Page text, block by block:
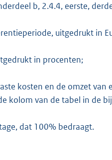
b, 2.4.4, eerste,
uitgedrukt in
in procenten;
kosten en de omzet
kolom van de tabel in de
dat 100% bedraagt.